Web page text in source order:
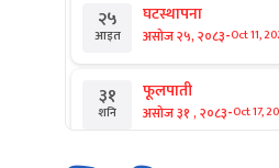
२५
आइत
घटस्थापना
असोज २५, २०८३-Oct 11,
३१
शनि
फूलपाती
असोज ३१ , २०८३-Oct 17,